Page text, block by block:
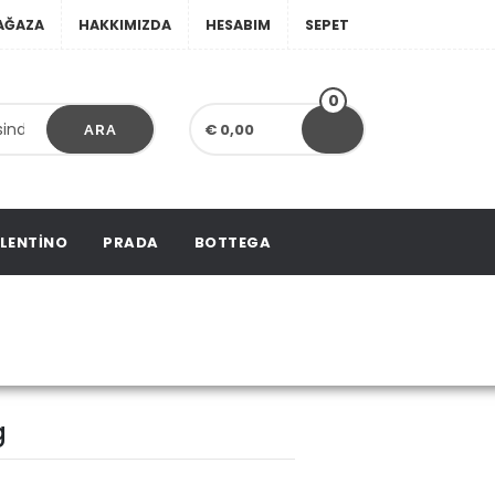
HAKKIMIZDA HESABIM SEPET
ARA € 0,00
0
PRADA BOTTEGA